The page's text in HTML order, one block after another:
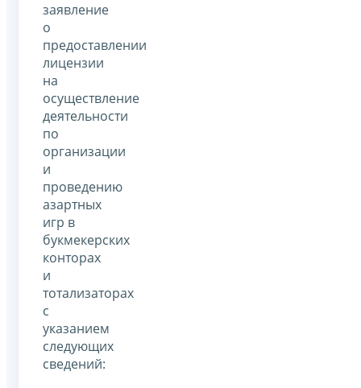
заявление
о
предоставлении
лицензии
на
осуществление
деятельности
по
организации
и
проведению
азартных
игр в
букмекерских
конторах
и
тотализаторах
с
указанием
следующих
сведений: